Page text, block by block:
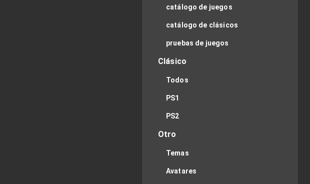
catálogo de juegos
catálogo de clásicos
pruebas de juegos
Clásico
Todos
PS1
PS2
Otro
Temas
Avatares